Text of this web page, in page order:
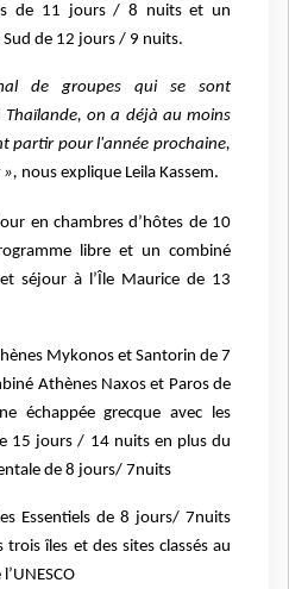
de 11 jours / 8 nuits et un
Sud de 12 jours / 9 nuits.
de groupes qui se sont
Thaïlande, on a déjà au moins
partir pour l'année prochaine,
», nous explique Leila Kassem.
en chambres d’hôtes de 10
libre et un combiné
séjour à l’Île Maurice de 13
Mykonos et Santorin de 7
Athènes Naxos et Paros de
échappée grecque avec les
15 jours / 14 nuits en plus du
de 8 jours/ 7nuits
Essentiels de 8 jours/ 7nuits
trois îles et des sites classés au